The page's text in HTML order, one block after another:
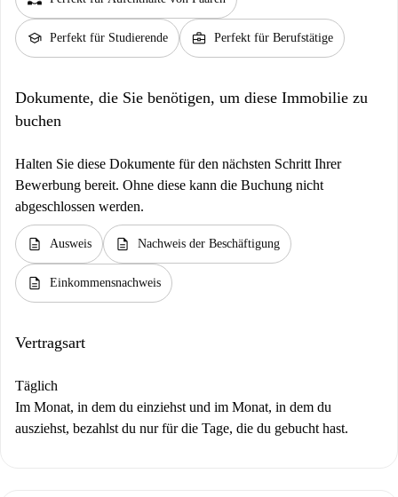
school Perfekt für Studierende business_center Perfekt für Berufstätige
Dokumente, die Sie benötigen, um diese Immobilie zu
buchen
Halten Sie diese Dokumente für den nächsten Schritt Ihrer
Bewerbung bereit. Ohne diese kann die Buchung nicht
abgeschlossen werden.
description Ausweis description Nachweis der Beschäftigung
description Einkommensnachweis
Vertragsart
Täglich
Im Monat, in dem du einziehst und im Monat, in dem du
ausziehst, bezahlst du nur für die Tage, die du gebucht hast.